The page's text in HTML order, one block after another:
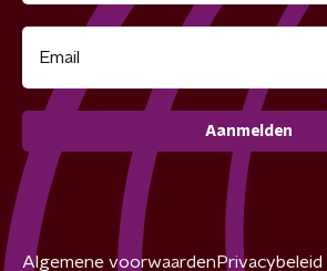
Aanmelden
Algemene voorwaarden Privacybeleid